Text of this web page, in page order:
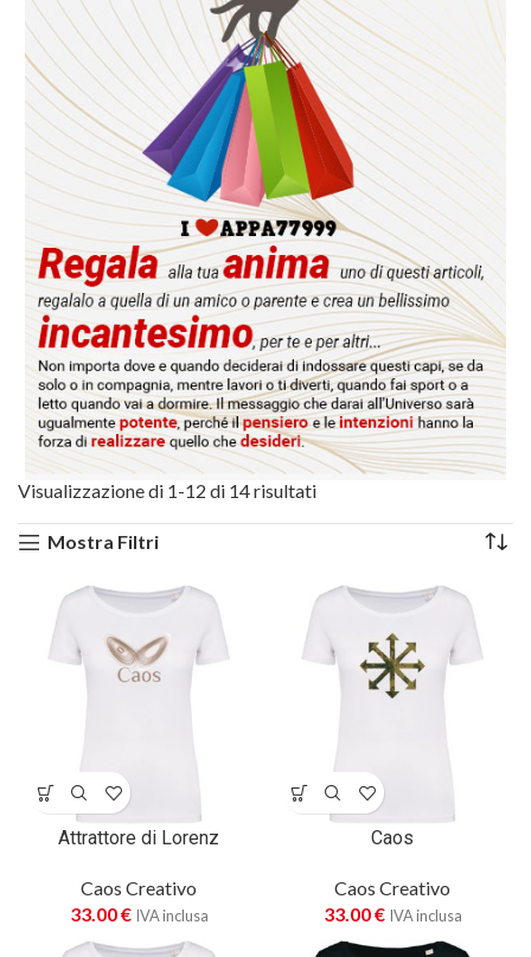
Visualizzazione di 1-12 di 14 risultati
Mostra Filtri
Attrattore di Lorenz
Caos Creativo
33.00€ IVA inclusa
Caos
Caos Creativo
33.00€ IVA inclusa